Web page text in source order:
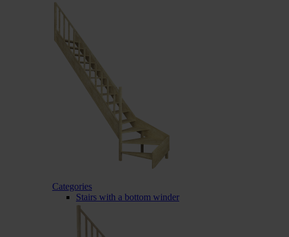
Categories
Stairs with a bottom winder